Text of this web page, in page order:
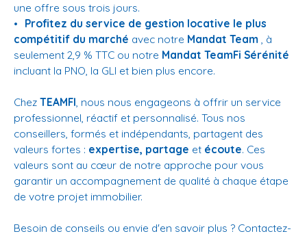
une offre sous trois jours.
Profitez du service de gestion locative le plus
compétitif du marché avec notre Mandat Team , à
seulement 2,9 % TTC ou notre Mandat TeamFi Sérénité
incluant la PNO, la GLI et bien plus encore.
Chez TEAMFI, nous nous engageons à offrir un service
professionnel, réactif et personnalisé. Tous nos
conseillers, formés et indépendants, partagent des
valeurs fortes : expertise, partage et écoute. Ces
valeurs sont au cœur de notre approche pour vous
garantir un accompagnement de qualité à chaque étape
de votre projet immobilier.
Besoin de conseils ou envie d'en savoir plus ? Contactez-